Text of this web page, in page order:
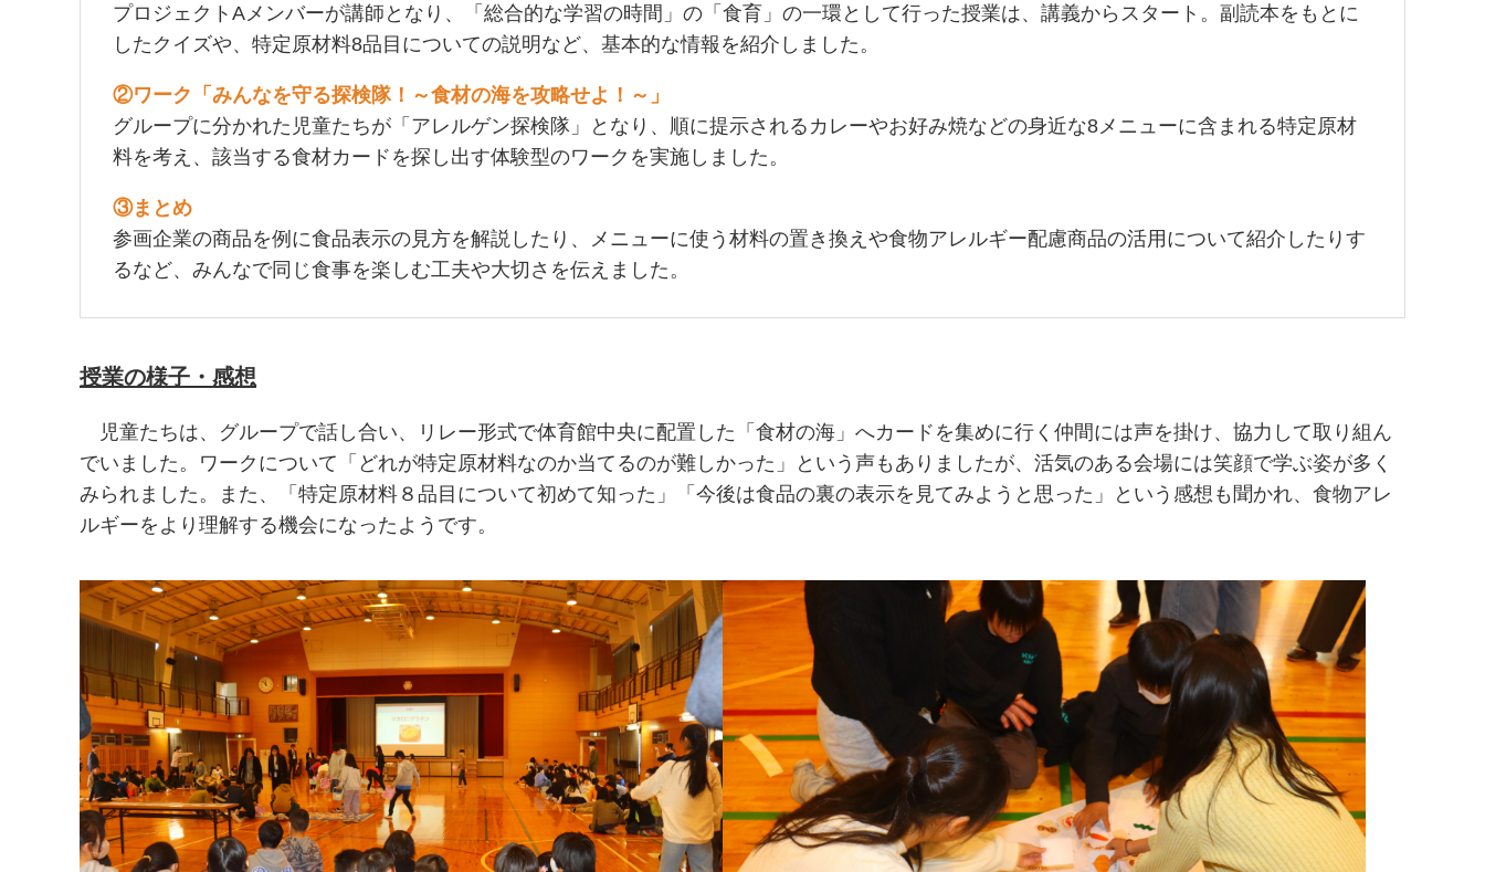
プロジェクトAメンバーが講師となり、「総合的な学習の時間」の「食育」の一環として行った授業は、講義からスタート。副読本をもとに
したクイズや、特定原材料8品目についての説明など、基本的な情報を紹介しました。
②ワーク「みんなを守る探検隊！～食材の海を攻略せよ！～」
グループに分かれた児童たちが「アレルゲン探検隊」となり、順に提示されるカレーやお好み焼などの身近な8メニューに含まれる特定原材
料を考え、該当する食材カードを探し出す体験型のワークを実施しました。
③まとめ
参画企業の商品を例に食品表示の見方を解説したり、メニューに使う材料の置き換えや食物アレルギー配慮商品の活用について紹介したりす
るなど、みんなで同じ食事を楽しむ工夫や大切さを伝えました。
授業の様子・感想
児童たちは、グループで話し合い、リレー形式で体育館中央に配置した「食材の海」へカードを集めに行く仲間には声を掛け、協力して取り組ん
でいました。ワークについて「どれが特定原材料なのか当てるのが難しかった」という声もありましたが、活気のある会場には笑顔で学ぶ姿が多く
みられました。また、「特定原材料８品目について初めて知った」「今後は食品の裏の表示を見てみようと思った」という感想も聞かれ、食物アレ
ルギーをより理解する機会になったようです。